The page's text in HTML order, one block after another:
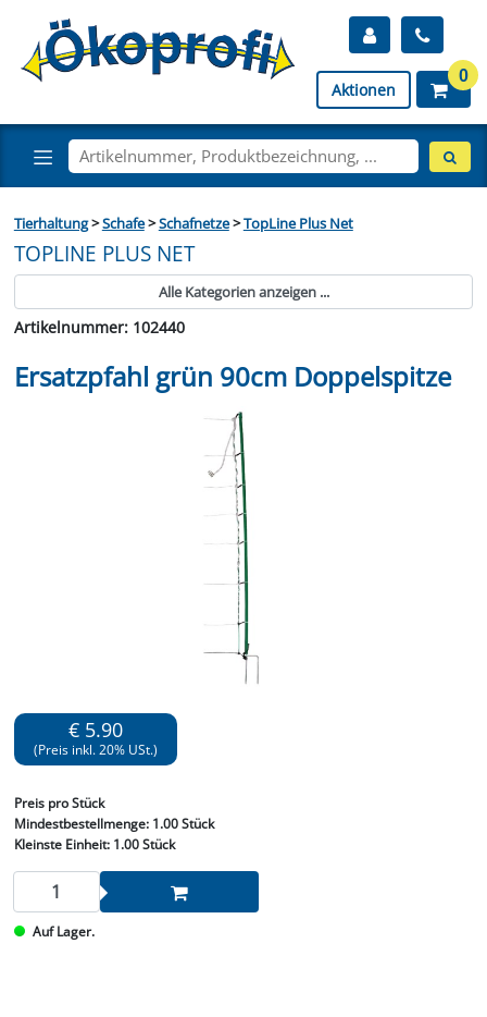
Aktionen
0
Tierhaltung>Schafe>Schafnetze>TopLine Plus Net
TOPLINE PLUS NET
Alle Kategorien anzeigen ...
Artikelnummer: 102440
Ersatzpfahl grün 90cm Doppelspitze
€ 5.90
(Preis inkl. 20% USt.)
Preis pro Stück
Mindestbestellmenge: 1.00 Stück
Kleinste Einheit:1.00 Stück
Auf Lager.